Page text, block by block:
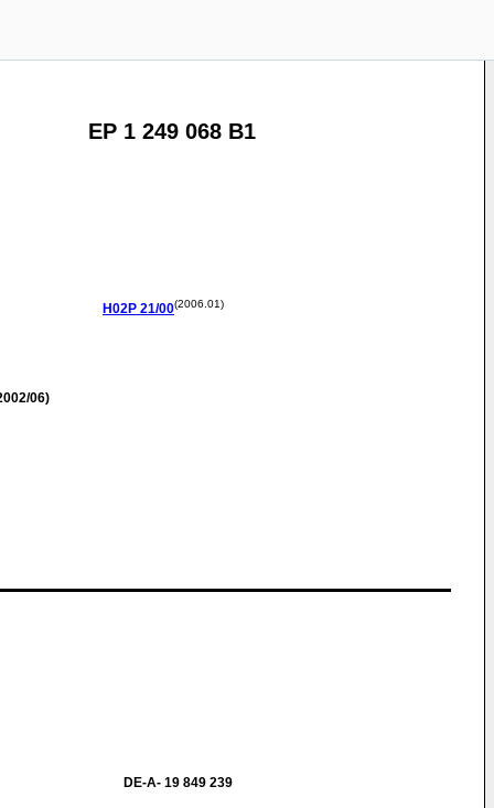
EP 1 249 068 B1
H02P 21/00(2006.01)
06)
DE-A- 19 849 239